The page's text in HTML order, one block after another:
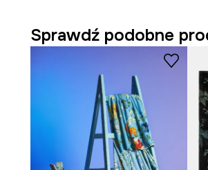
Sprawdź podobne